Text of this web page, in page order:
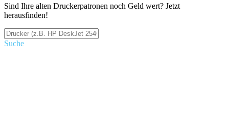
Sind Ihre alten Druckerpatronen noch Geld wert? Jetzt
herausfinden!
Suche